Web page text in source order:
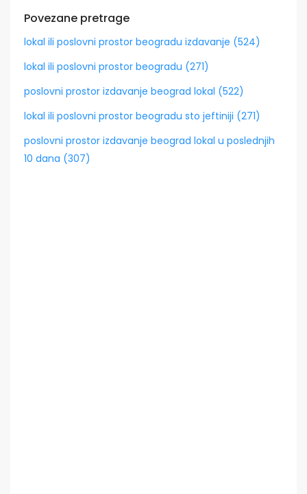
Povezane pretrage
lokal ili poslovni prostor beogradu izdavanje (524)
lokal ili poslovni prostor beogradu (271)
poslovni prostor izdavanje beograd lokal (522)
lokal ili poslovni prostor beogradu sto jeftiniji (271)
poslovni prostor izdavanje beograd lokal u poslednjih
10 dana (307)